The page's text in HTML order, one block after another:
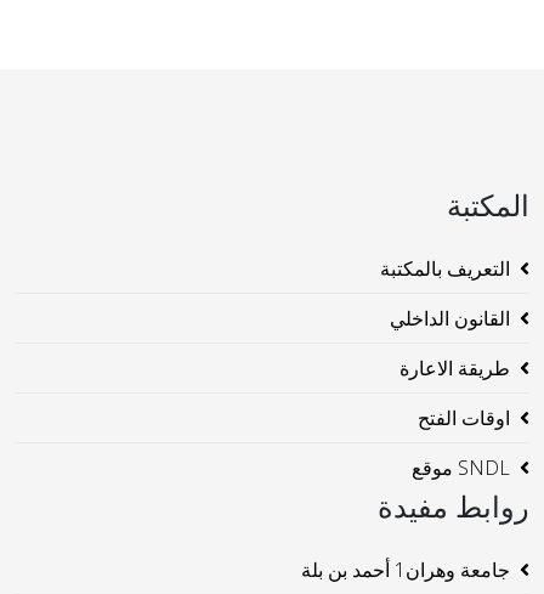
المكتبة
التعريف بالمكتبة
القانون الداخلي
طريقة الاعارة
اوقات الفتح
SNDL موقع
روابط مفيدة
جامعة وهران1 أحمد بن بلة